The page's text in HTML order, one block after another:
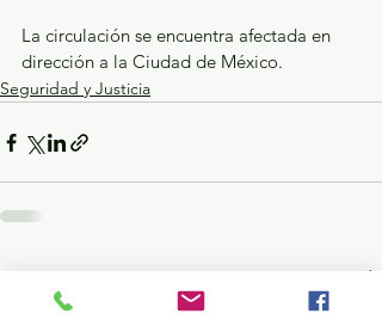
La circulación se encuentra afectada en
dirección a la Ciudad de México.
Seguridad y Justicia
Ver todo